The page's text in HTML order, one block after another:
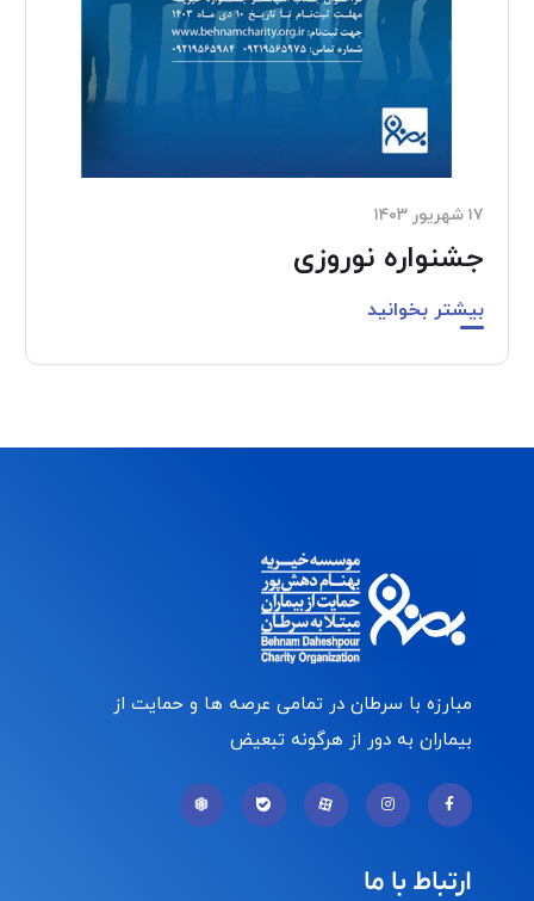
۱۷ شهریور ۱۴۰۳
جشنواره نوروزی
بیشتر بخوانید
مبارزه با سرطان در تمامی عرصه ها و حمایت از
بیماران به دور از هرگونه تبعیض
ارتباط با ما